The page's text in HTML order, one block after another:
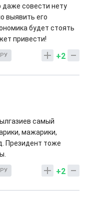
даже совести нету
выявить его
будет стоять
привести!
+2
самый
мажарики,
Президент тоже
+2